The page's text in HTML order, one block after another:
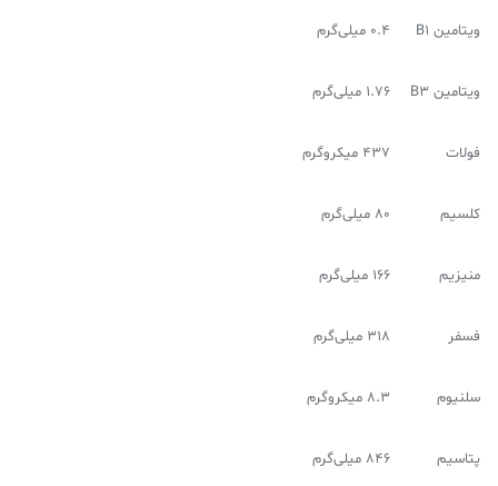
ویتامین B1 ۰.۴ میلی‌گرم
ویتامین B3 ۱.۷۶ میلی‌گرم
فولات ۴۳۷ میکروگرم
کلسیم ۸۰ میلی‌گرم
منیزیم ۱۶۶ میلی‌گرم
فسفر ۳۱۸ میلی‌گرم
سلنیوم ۸.۳ میکروگرم
پتاسیم ۸۴۶ میلی‌گرم